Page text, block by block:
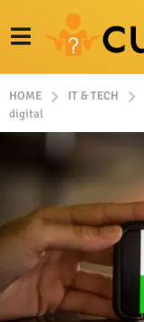
HOME IT & TECH
digital